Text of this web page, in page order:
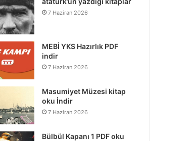
7 Haziran 2026
MEBİ YKS Hazırlık PDF
indir
7 Haziran 2026
Masumiyet Müzesi kitap
oku İndir
7 Haziran 2026
Bülbül Kapanı 1 PDF oku